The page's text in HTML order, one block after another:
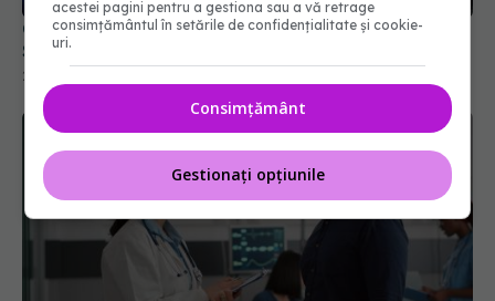
24 aug 2025, 21:44
acestei pagini pentru a gestiona sau a vă retrage
consimțământul în setările de confidențialitate și cookie-
uri.
Consimțământ
Gestionați opțiunile